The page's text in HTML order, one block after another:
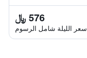
576 ﷼
سعر الليلة شامل الرسوم